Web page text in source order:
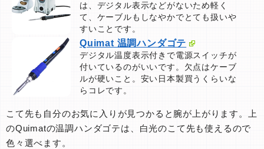
は、デジタル表示などがないため軽く
て、ケーブルもしなやかでとても扱いや
すいことです。
Quimat 温調ハンダゴテ
デジタル温度表示付きで電源スイッチが
付いているのがいいです。欠点はケーブ
ルが硬いこと。安い日本製買うくらいな
らコレです。
こて先も自分のお気に入りが見つかると腕が上がります。上
のQuimatの温調ハンダゴテは、白光のこて先も使えるので
色々選べます。